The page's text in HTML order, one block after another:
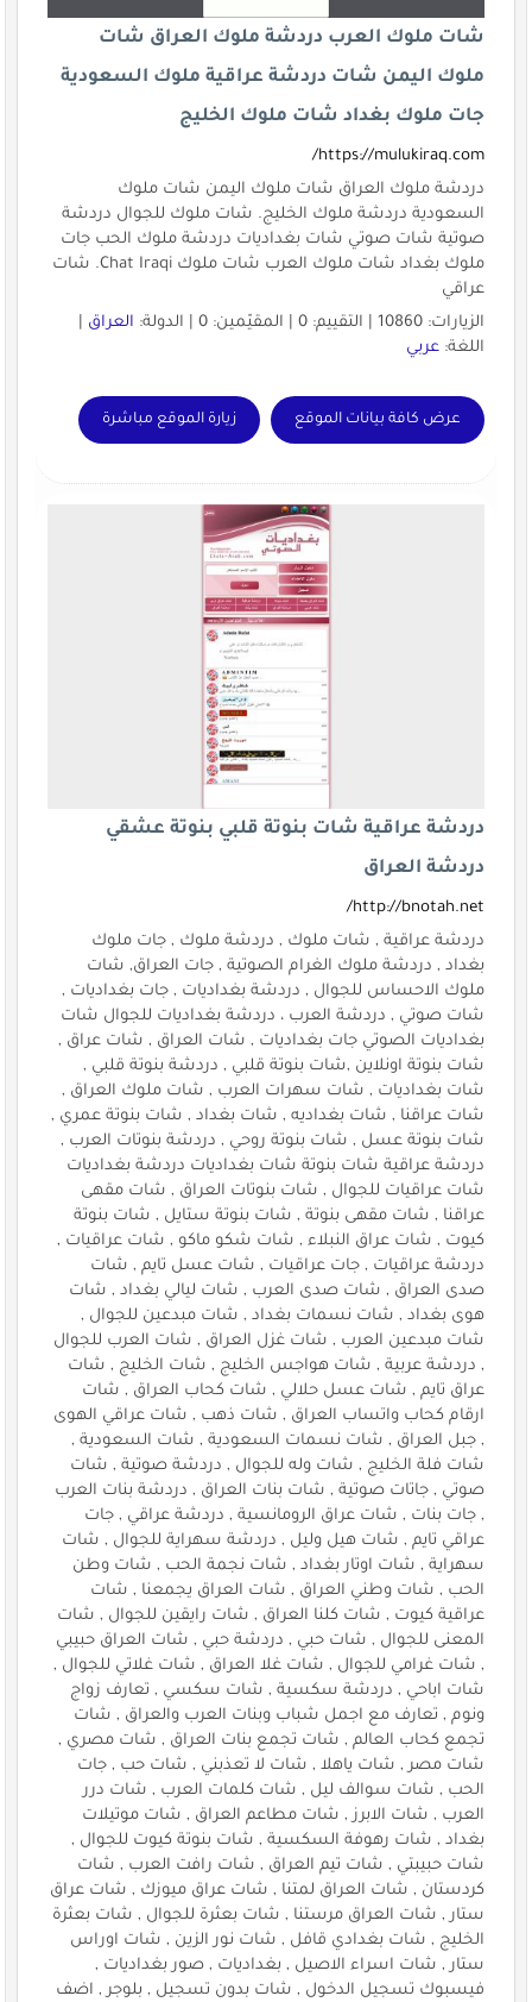
شات ملوك العرب دردشة ملوك العراق شات
ملوك اليمن شات دردشة عراقية ملوك السعودية
جات ملوك بغداد شات ملوك الخليج
https://mulukiraq.com/
دردشة ملوك العراق شات ملوك اليمن شات ملوك
السعودية دردشة ملوك الخليج. شات ملوك للجوال دردشة
صوتية شات صوتي شات بغداديات دردشة ملوك الحب جات
ملوك بغداد شات ملوك العرب شات ملوك Chat Iraqi. شات
عراقي
الزيارات: 10860 | التقييم: 0 | المقيّمين: 0 | الدولة:
العراق|
اللغة: عربي
عرض كافة بيانات الموقع زيارة الموقع مباشرة
دردشة عراقية شات بنوتة قلبي بنوتة عشقي
دردشة العراق
http://bnotah.net/
دردشة عراقية , شات ملوك , دردشة ملوك , جات ملوك
بغداد , دردشة ملوك الغرام الصوتية , جات العراق, شات
ملوك الاحساس للجوال , دردشة بغداديات , جات بغداديات ,
شات صوتي , دردشة العرب ، دردشة بغداديات للجوال شات
بغداديات الصوتي جات بغداديات , شات العراق , شات عراق ,
شات بنوتة اونلاين ,شات بنوتة قلبي , دردشة بنوتة قلبي ,
شات بغداديات , شات سهرات العرب , شات ملوك العراق ,
شات عراقنا , شات بغداديه , شات بغداد , شات بنوتة عمري ,
شات بنوتة عسل , شات بنوتة روحي , دردشة بنوتات العرب ,
دردشة عراقية شات بنوتة شات بغداديات دردشة بغداديات
شات عراقيات للجوال , شات بنوتات العراق , شات مقهى
عراقنا , شات مقهى بنوتة , شات بنوتة ستايل , شات بنوتة
كيوت , شات عراق النبلاء , شات شكو ماكو , شات عراقيات ,
دردشة عراقيات , جات عراقيات , شات عسل تايم , شات
صدى العراق , شات صدى العرب , شات ليالي بغداد , شات
هوى بغداد , شات نسمات بغداد , شات مبدعين للجوال ,
شات مبدعين العرب , شات غزل العراق , شات العرب للجوال
, دردشة عربية , شات هواجس الخليج , شات الخليج , شات
عراق تايم , شات عسل حلالي , شات كحاب العراق , شات
ارقام كحاب واتساب العراق , شات ذهب , شات عراقي الهوى
, جبل العراق , شات نسمات السعودية , شات السعودية ,
شات فلة الخليج , شات وله للجوال , دردشة صوتية , شات
صوتي , جاتات صوتية , شات بنات العراق , دردشة بنات العرب
, جات بنات , شات عراق الرومانسية , دردشة عراقي , جات
عراقي تايم , شات هيل وليل , دردشة سهراية للجوال , شات
سهراية , شات اوتار بغداد , شات نجمة الحب , شات وطن
الحب , شات وطني العراق , شات العراق يجمعنا , شات
عراقية كيوت , شات كلنا العراق , شات رايقين للجوال , شات
المعنى للجوال , شات حبي , دردشة حبي , شات العراق حبيبي
, شات غرامي للجوال , شات غلا العراق , شات غلاتي للجوال ,
شات اباحي , دردشة سكسية , شات سكسي , تعارف زواج
ونوم , تعارف مع اجمل شباب وبنات العرب والعراق , شات
تجمع كحاب العالم , شات تجمع بنات العراق , شات مصري ,
شات مصر , شات ياهلا , شات لا تعذبني , شات حب , جات
الحب , شات سوالف ليل , شات كلمات العرب , شات درر
العرب , شات الابرز , شات مطاعم العراق , شات موتيلات
بغداد , شات رهوفة السكسية , شات بنوتة كيوت للجوال ,
شات حبيبتي , شات تيم العراق , شات رافت العرب , شات
كردستان , شات العراق لمتنا , شات عراق ميوزك , شات عراق
ستار , شات العراق مرستنا , شات بعثرة للجوال , شات بعثرة
الخليج , شات بغدادي قافل , شات نور الزين , شات اوراس
ستار , شات اسراء الاصيل , بغداديات , صور بغداديات ,
فيسبوك تسجيل الدخول , شات بدون تسجيل , بلوجر , اضف